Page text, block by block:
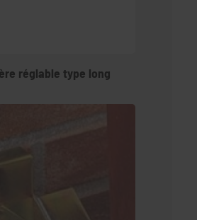
réglable type long